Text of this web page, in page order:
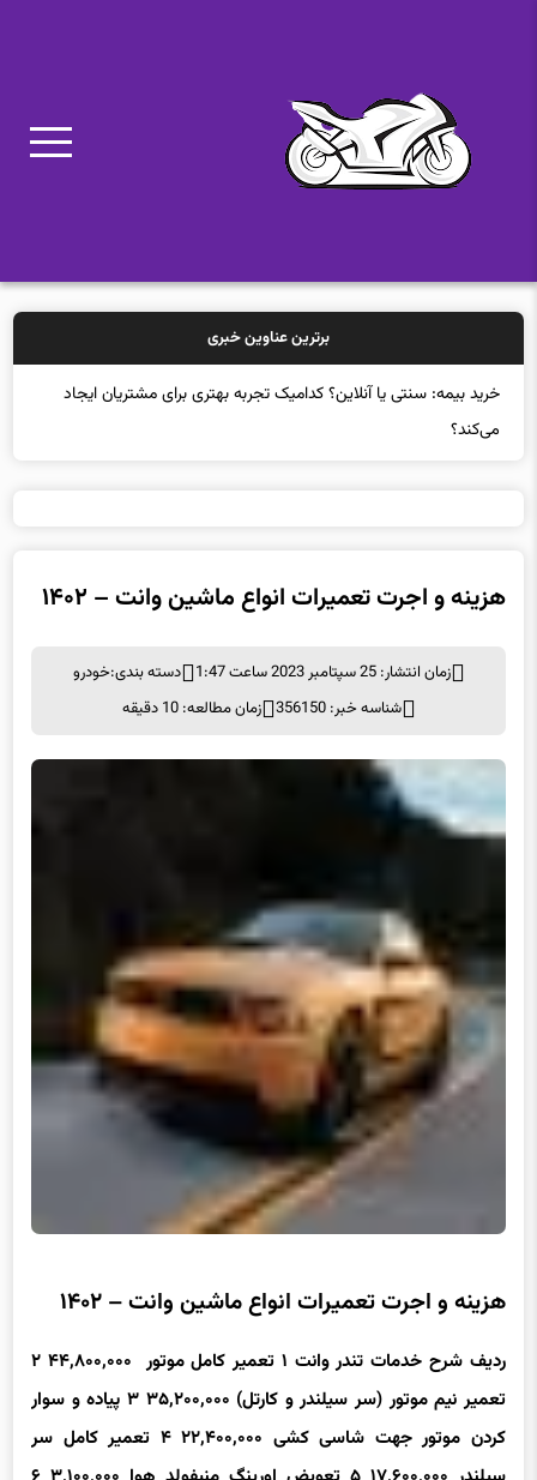
برترین عناوین خبری
خرید
شناسه خبر: 356150
زمان مطالعه: 10 دقیقه
تعمیر کامل موتور
تعمیر نیم موتور (سر سیلندر و کارتل) ۳۵,۲۰۰,۰۰۰ ۳ پیاده و سوار
کردن موتور جهت شاسی کشی ۲۲,۴۰۰,۰۰۰ ۴ تعمیر کامل سر
سیلندر ۱۷,۶۰۰,۰۰۰ ۵ تعویض اورینگ منیفولد هوا ۳,۱۰۰,۰۰۰ ۶